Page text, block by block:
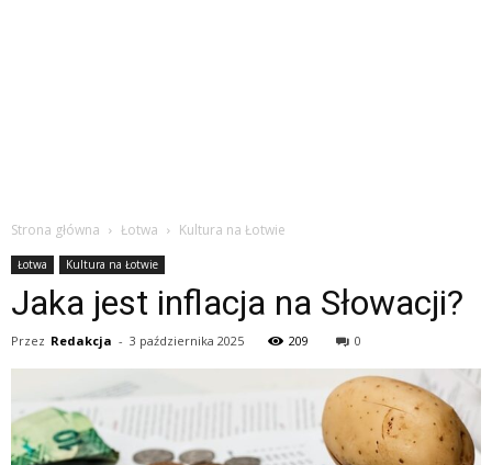
Strona główna Łotwa Kultura na Łotwie
Łotwa Kultura na Łotwie
Jaka jest inflacja na Słowacji?
Przez Redakcja - 3 października 2025 209 0